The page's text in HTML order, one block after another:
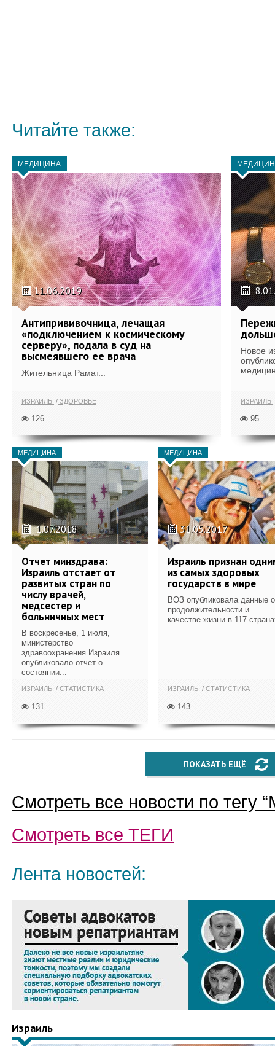
Читайте также:
МЕДИЦИНА
11.06.2019
Антипрививочница, лечащая
«подключением к космическому
серверу», подала в суд на
высмеявшего ее врача
Жительница Рамат...
ИЗРАИЛЬ ЗДОРОВЬЕ
126
Новое
ИЗРАИЛЬ
95
МЕДИЦИНА
1.07.2018
Отчет минздрава:
Израиль отстает от
развитых стран по
числу врачей,
медсестер и
больничных мест
В воскресенье, 1 июля,
министерство
здравоохранения Израиля
опубликовало отчет о
состоянии...
ИЗРАИЛЬ СТАТИСТИКА
131
МЕДИЦИНА
31.05.2017
Израиль признан
из самых здоровых
государств в мире
ВОЗ опубликовала данные о
продолжительности и
качестве жизни в 117
ИЗРАИЛЬ СТАТИСТИКА
143
ПОКАЗАТЬ ЕЩЁ
Смотреть все новости по тегу “
Смотреть все ТЕГИ
Лента новостей:
Израиль